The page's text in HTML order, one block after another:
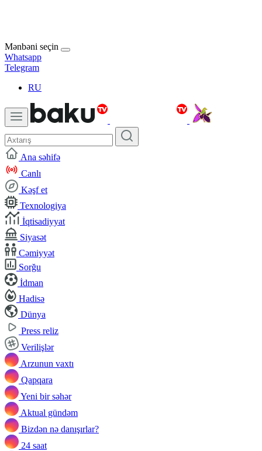
Mənbəni seçin
Whatsapp
Telegram
RU
Ana səhifə
Canlı
Kəşf et
Texnologiya
İqtisadiyyat
Siyasət
Cəmiyyət
Sorğu
İdman
Hadisə
Dünya
Press reliz
Verilişlər
Arzunun vaxtı
Qapqara
Yeni bir səhər
Aktual gündəm
Bizdən nə danışırlar?
24 saat